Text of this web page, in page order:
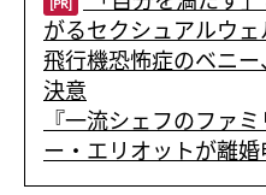
がるセクシュアルウ
飛行機恐怖症のベニ
決意
『一流シェフのファ
ー・エリオットが離